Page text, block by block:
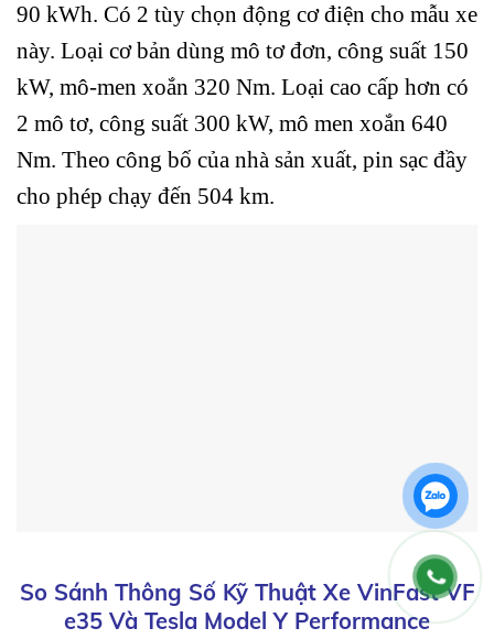
90 kWh. Có 2 tùy chọn động cơ điện cho mẫu xe
này. Loại cơ bản dùng mô tơ đơn, công suất 150
kW, mô-men xoắn 320 Nm. Loại cao cấp hơn có
2 mô tơ, công suất 300 kW, mô men xoắn 640
Nm. Theo công bố của nhà sản xuất, pin sạc đầy
cho phép chạy đến 504 km.
So Sánh Thông Số Kỹ Thuật Xe VinFast VF
e35 Và Tesla Model Y Performance